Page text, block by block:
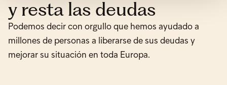
y resta las deudas
Podemos decir con orgullo que hemos ayudado a
millones de personas a liberarse de sus deudas y
mejorar su situación en toda Europa.